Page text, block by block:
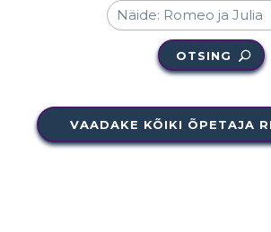
OTSING
VAADAKE KÕIKI ÕPETAJA